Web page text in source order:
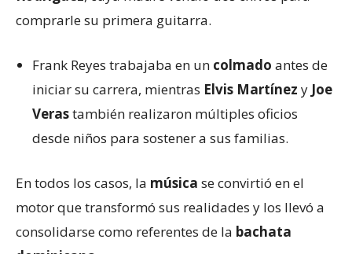
comprarle su primera guitarra.
Frank Reyes trabajaba en un colmado antes de
iniciar su carrera, mientras Elvis Martínez y Joe
Verastambién realizaron múltiples oficios
desde niños para sostener a sus familias.
En todos los casos, la música se convirtió en el
motor que transformó sus realidades y los llevó a
consolidarse como referentes de la bachata